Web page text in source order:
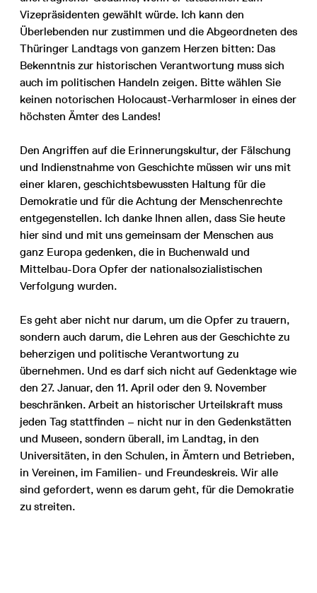
Vizepräsidenten gewählt würde. Ich kann den
Überlebenden nur zustimmen und die Abgeordneten des
Thüringer Landtags von ganzem Herzen bitten: Das
Bekenntnis zur historischen Verantwortung muss sich
auch im politischen Handeln zeigen. Bitte wählen Sie
keinen notorischen Holocaust-Verharmloser in eines der
höchsten Ämter des Landes!
Den Angriffen auf die Erinnerungskultur, der Fälschung
und Indienstnahme von Geschichte müssen wir uns mit
einer klaren, geschichtsbewussten Haltung für die
Demokratie und für die Achtung der Menschenrechte
entgegenstellen. Ich danke Ihnen allen, dass Sie heute
hier sind und mit uns gemeinsam der Menschen aus
ganz Europa gedenken, die in Buchenwald und
Mittelbau-Dora Opfer der nationalsozialistischen
Verfolgung wurden.
Es geht aber nicht nur darum, um die Opfer zu trauern,
sondern auch darum, die Lehren aus der Geschichte zu
beherzigen und politische Verantwortung zu
übernehmen. Und es darf sich nicht auf Gedenktage wie
den 27. Januar, den 11. April oder den 9. November
beschränken. Arbeit an historischer Urteilskraft muss
jeden Tag stattfinden – nicht nur in den Gedenkstätten
und Museen, sondern überall, im Landtag, in den
Universitäten, in den Schulen, in Ämtern und Betrieben,
in Vereinen, im Familien- und Freundeskreis. Wir alle
sind gefordert, wenn es darum geht, für die Demokratie
zu streiten.